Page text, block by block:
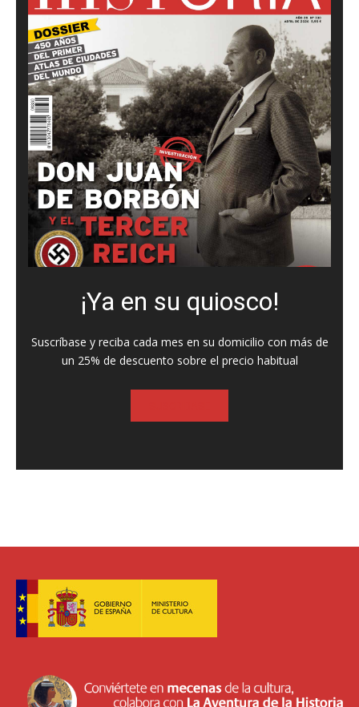
¡Ya en su quiosco!
Suscríbase y reciba cada mes en su domicilio con más de
un 25% de descuento sobre el precio habitual